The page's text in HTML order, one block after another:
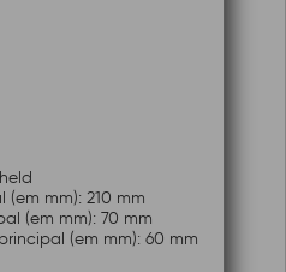
mm): 210 mm
(em mm): 70 mm
(em mm): 60 mm